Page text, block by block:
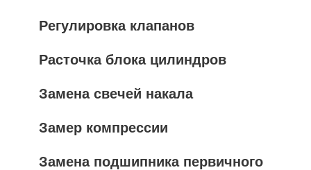
Регулировка клапанов
Расточка блока цилиндров
Замена свечей накала
Замер компрессии
Замена подшипника первичного